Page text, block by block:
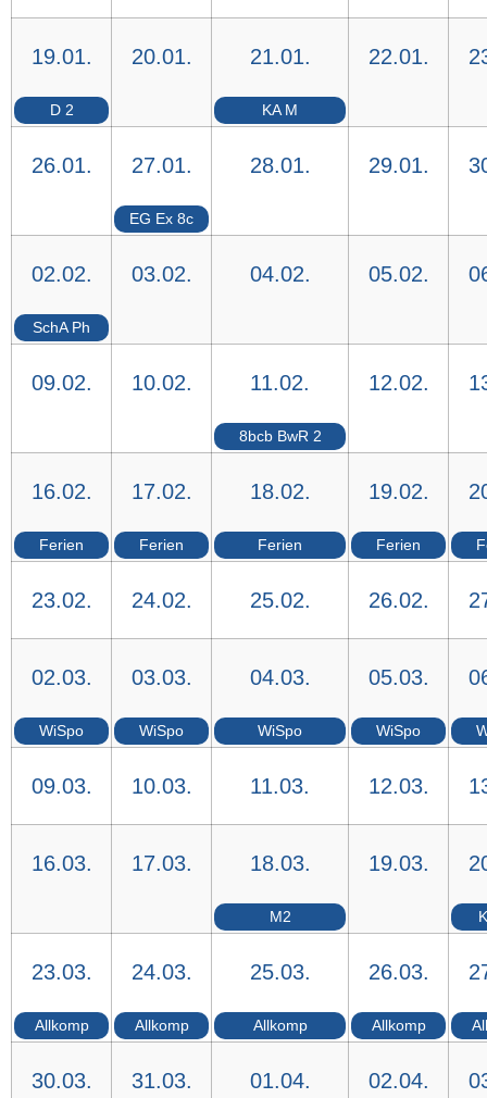
19.01.
D 2
20.01. 21.01.
KA M
22.01.
26.01. 27.01.
EG Ex 8c
28.01. 29.01.
02.02.
SchA Ph
03.02. 04.02. 05.02.
09.02. 10.02. 11.02.
8bcb BwR 2
12.02.
16.02.
Ferien
17.02.
Ferien
18.02.
Ferien
19.02.
Ferien
23.02. 24.02. 25.02. 26.02.
02.03.
WiSpo
03.03.
WiSpo
04.03.
WiSpo
05.03.
WiSpo
09.03. 10.03. 11.03. 12.03.
16.03. 17.03. 18.03.
M2
19.03.
23.03.
Allkomp
24.03.
Allkomp
25.03.
Allkomp
26.03.
Allkomp
30.03. 31.03. 01.04. 02.04.